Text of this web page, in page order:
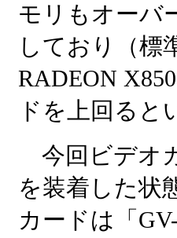
モリもオーバ
しており（標
RADEON
ドを上回ると
今回ビデオ
を装着した状
カードは「